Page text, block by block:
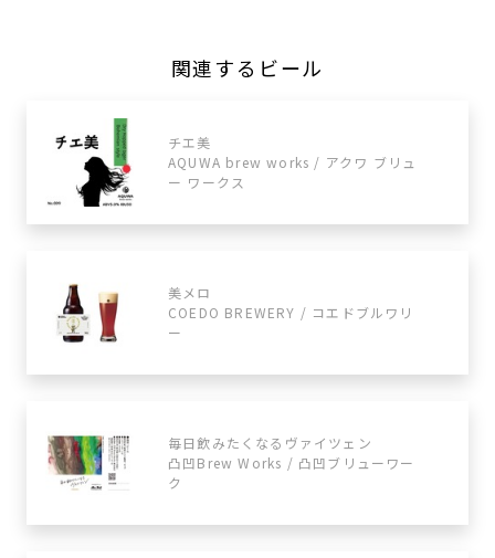
関連するビール
チエ美
AQUWA brew works / アクワ ブリュ
ー ワークス
美メロ
COEDO BREWERY / コエドブルワリ
ー
毎日飲みたくなるヴァイツェン
凸凹Brew Works / 凸凹ブリューワー
ク